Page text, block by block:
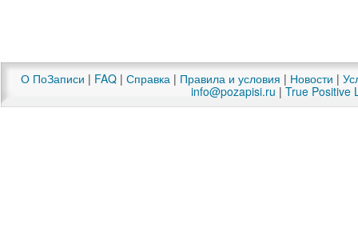
О ПоЗаписи | FAQ | Справка | Правила и условия | Новости |
info@pozapisi.ru | True Positive